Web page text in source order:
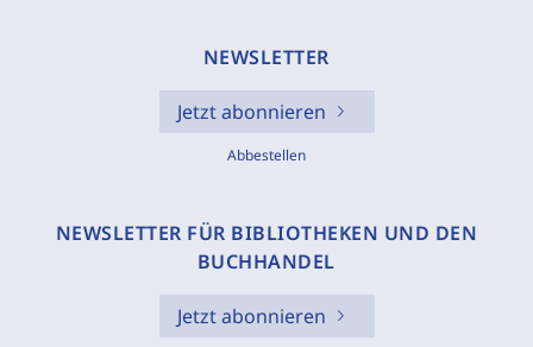
NEWSLETTER
Jetzt abonnieren
Abbestellen
NEWSLETTER FÜR BIBLIOTHEKEN UND DEN
BUCHHANDEL
Jetzt abonnieren